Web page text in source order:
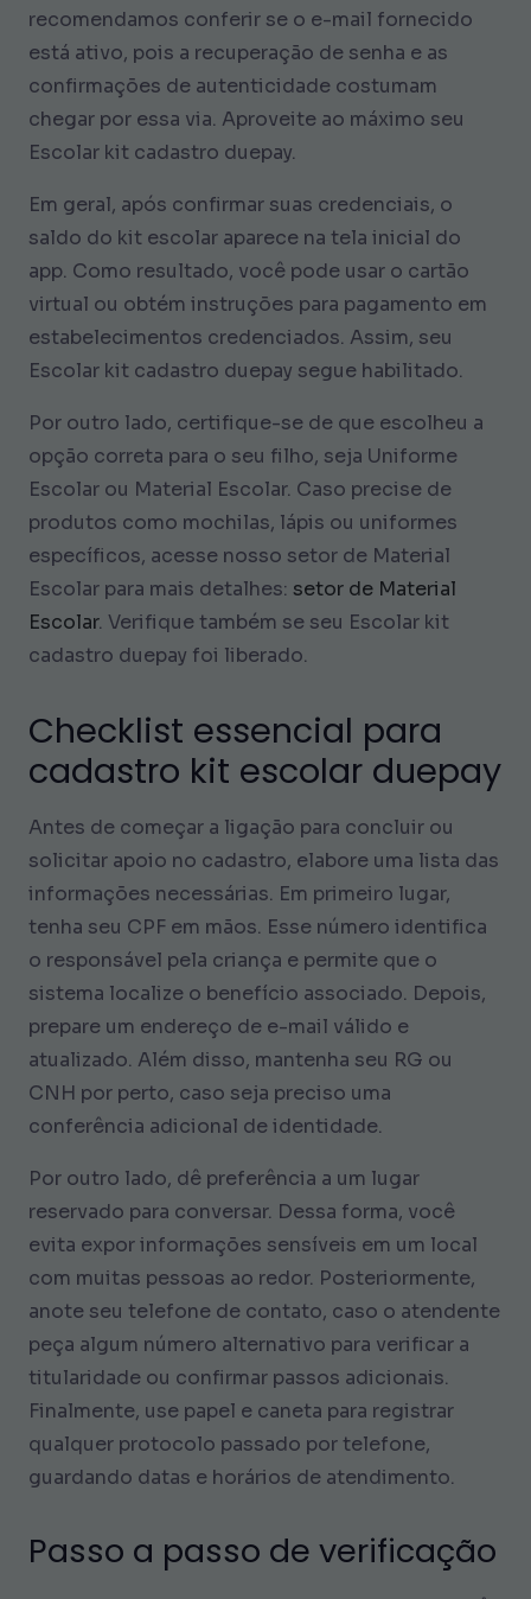
recomendamos conferir se o e-mail fornecido
está ativo, pois a recuperação de senha e as
confirmações de autenticidade costumam
chegar por essa via. Aproveite ao máximo seu
Escolar kit cadastro duepay.
Em geral, após confirmar suas credenciais, o
saldo do kit escolar aparece na tela inicial do
app. Como resultado, você pode usar o cartão
virtual ou obtém instruções para pagamento em
estabelecimentos credenciados. Assim, seu
Escolar kit cadastro duepay segue habilitado.
Por outro lado, certifique-se de que escolheu a
opção correta para o seu filho, seja Uniforme
Escolar ou Material Escolar. Caso precise de
produtos como mochilas, lápis ou uniformes
específicos, acesse nosso setor de Material
Escolar para mais detalhes: setor de Material
Escolar. Verifique também se seu Escolar kit
cadastro duepay foi liberado.
Checklist essencial para
cadastro kit escolar duepay
Antes de começar a ligação para concluir ou
solicitar apoio no cadastro, elabore uma lista das
informações necessárias. Em primeiro lugar,
tenha seu CPF em mãos. Esse número identifica
o responsável pela criança e permite que o
sistema localize o benefício associado. Depois,
prepare um endereço de e-mail válido e
atualizado. Além disso, mantenha seu RG ou
CNH por perto, caso seja preciso uma
conferência adicional de identidade.
Por outro lado, dê preferência a um lugar
reservado para conversar. Dessa forma, você
evita expor informações sensíveis em um local
com muitas pessoas ao redor. Posteriormente,
anote seu telefone de contato, caso o atendente
peça algum número alternativo para verificar a
titularidade ou confirmar passos adicionais.
Finalmente, use papel e caneta para registrar
qualquer protocolo passado por telefone,
guardando datas e horários de atendimento.
Passo a passo de verificação